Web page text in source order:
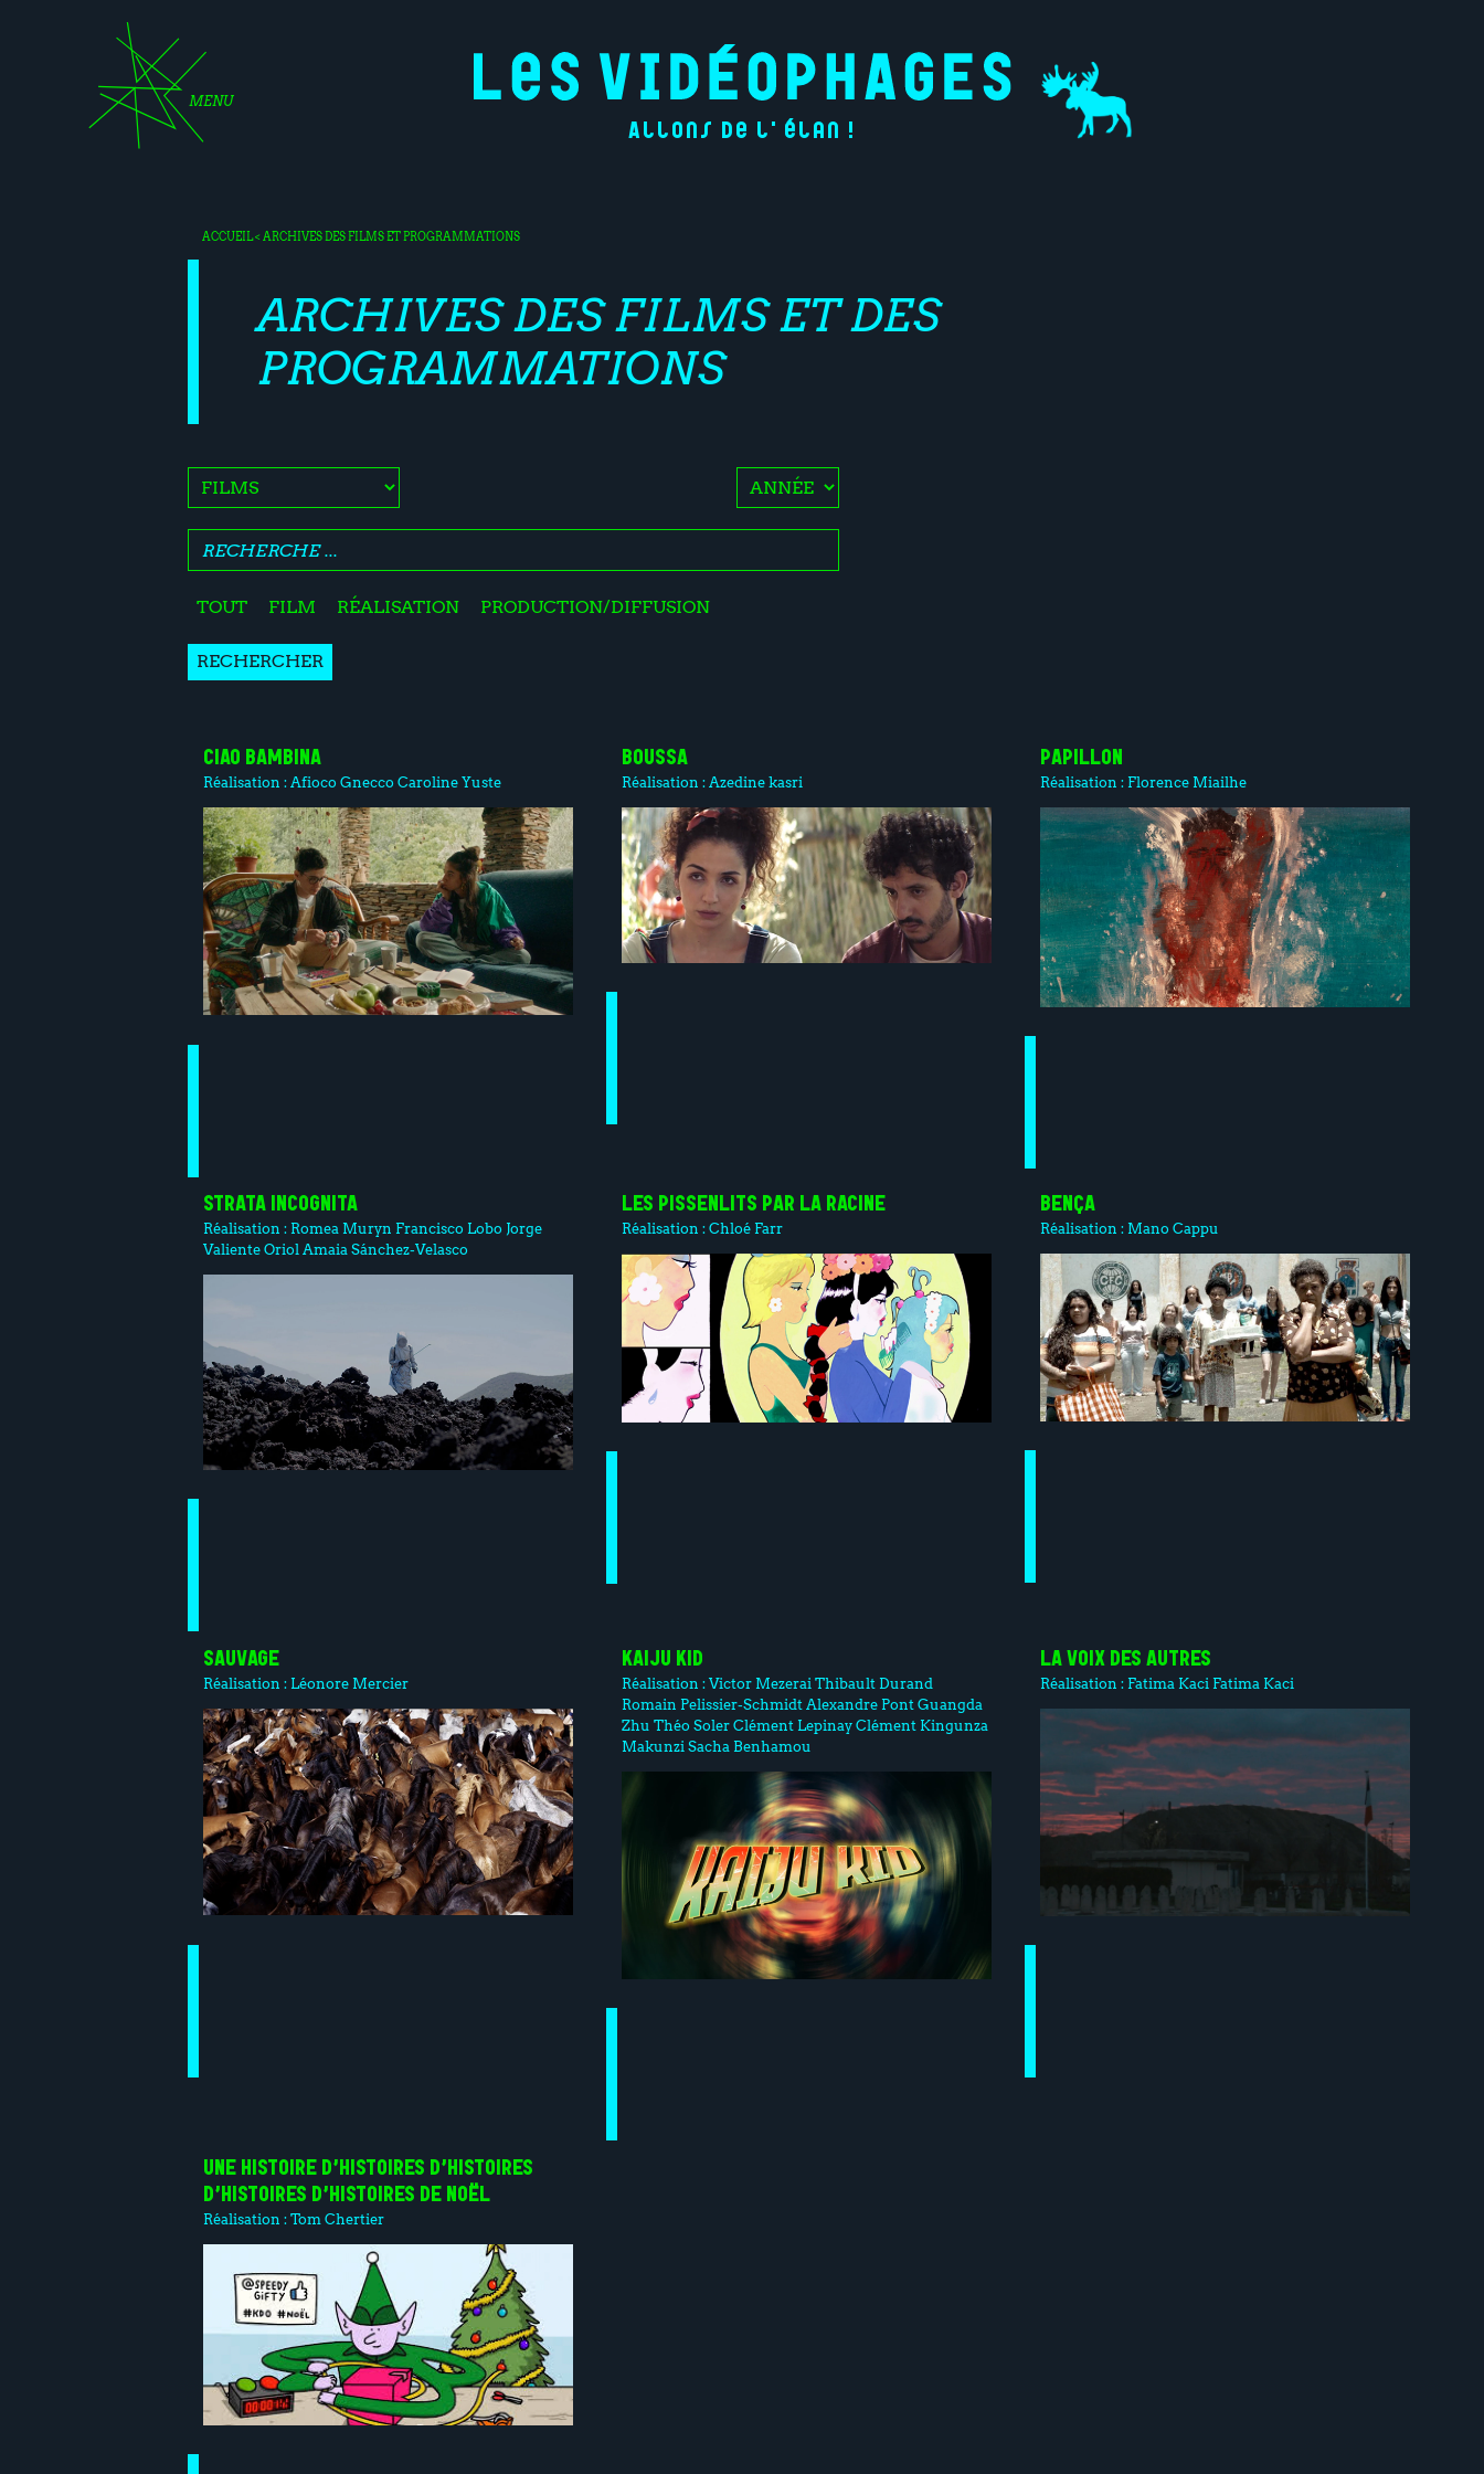
MENU
Allons de l'élan !
ACCUEIL< ARCHIVES DES FILMS ET PROGRAMMATIONS
ARCHIVES DES FILMS ET DES
PROGRAMMATIONS
TOUT FILM RÉALISATION PRODUCTION/DIFFUSION
RECHERCHER
CIAO BAMBINA
Réalisation : Afioco Gnecco Caroline Yuste
BOUSSA
Réalisation : Azedine kasri
PAPILLON
Réalisation : Florence Miailhe
STRATA INCOGNITA
Réalisation : Romea Muryn Francisco Lobo Jorge
Valiente Oriol Amaia Sánchez-Velasco
LES PISSENLITS PAR LA RACINE
Réalisation :Chloé Farr
BENÇA
Réalisation : Mano Cappu
SAUVAGE
Réalisation : Léonore Mercier
KAIJU KID
Réalisation :Victor Mezerai Thibault Durand
Romain Pelissier-Schmidt Alexandre Pont Guangda
Zhu Théo Soler Clément Lepinay Clément Kingunza
Makunzi Sacha Benhamou
LA VOIX DES AUTRES
Réalisation : Fatima Kaci Fatima Kaci
UNE HISTOIRE D’HISTOIRES D’HISTOIRES
D’HISTOIRES D’HISTOIRES DE NOËL
Réalisation :Tom Chertier